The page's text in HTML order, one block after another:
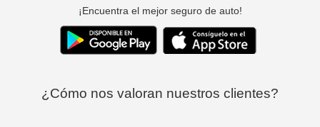
¡Encuentra el mejor seguro de auto!
¿Cómo nos valoran nuestros clientes?